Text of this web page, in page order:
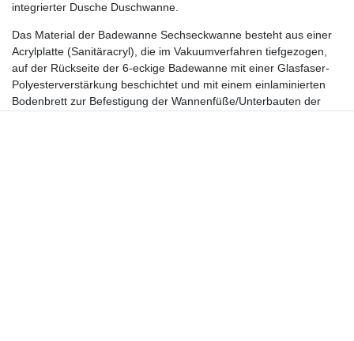
integrierter Dusche Duschwanne.
Das Material der Badewanne Sechseckwanne besteht aus einer
Acrylplatte (Sanitäracryl), die im Vakuumverfahren tiefgezogen,
auf der Rückseite der 6-eckige Badewanne mit einer Glasfaser-
Polyesterverstärkung beschichtet und mit einem einlaminierten
Bodenbrett zur Befestigung der Wannenfüße/Unterbauten der